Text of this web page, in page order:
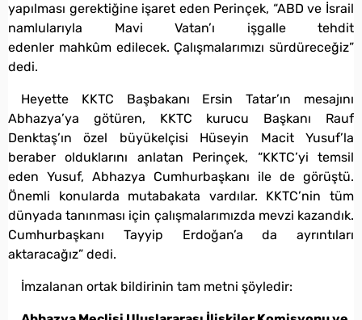
yapılması gerektiğine işaret eden Perinçek, “ABD ve İsrail
namlularıyla Mavi Vatan’ı işgalle tehdit
edenler mahkûm edilecek. Çalışmalarımızı sürdüreceğiz”
dedi.
Heyette KKTC Başbakanı Ersin Tatar’ın mesajını
Abhazya’ya götüren, KKTC kurucu Başkanı Rauf
Denktaş’ın özel büyükelçisi Hüseyin Macit Yusuf’la
beraber olduklarını anlatan Perinçek, “KKTC’yi temsil
eden Yusuf, Abhazya Cumhurbaşkanı ile de görüştü.
Önemli konularda mutabakata vardılar. KKTC’nin tüm
dünyada tanınması için çalışmalarımızda mevzi kazandık.
Cumhurbaşkanı Tayyip Erdoğan’a da ayrıntıları
aktaracağız” dedi.
İmzalanan ortak bildirinin tam metni şöyledir: